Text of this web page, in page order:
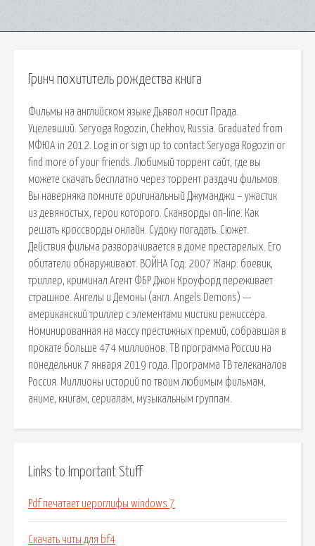
Гринч похититель рождества книга
Фильмы на английском языке Дьявол носит Прада.
Уцелевший. Seryoga Rogozin, Chekhov, Russia. Graduated from
МФЮА in 2012. Log in or sign up to contact Seryoga Rogozin or
find more of your friends. Любимый торрент сайт, где вы
можете скачать бесплатно через торрент раздачи фильмов.
Вы наверняка помните оригинальный Джуманджи – ужастик
из девяностых, герои которого. Сканворды on-line. Как
решать кроссворды онлайн. Судоку погадать. Сюжет.
Действия фильма разворачивается в доме престарелых. Его
обитатели обнаруживают. ВОЙНА Год: 2007 Жaнр: боевик,
триллер, криминал Агент ФБР Джон Кроуфорд переживает
страшное. Ангелы и Демоны (англ. Angels Demons) —
американский триллер с элементами мистики режиссёра.
Номинированная на массу престижных премий, собравшая в
прокате больше 474 миллионов. ТВ программа России на
понедельник 7 января 2019 года. Программа ТВ телеканалов
Россия. Миллионы историй по твоим любимым фильмам,
аниме, книгам, сериалам, музыкальным группам.
Links to Important Stuff
Pdf печатает иероглифы windows 7
Скачать читы для bf4